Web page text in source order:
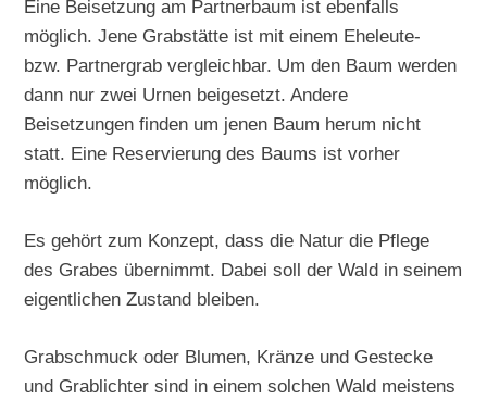
Eine Beisetzung am Partnerbaum ist ebenfalls
möglich. Jene Grabstätte ist mit einem Eheleute-
bzw. Partnergrab vergleichbar. Um den Baum werden
dann nur zwei Urnen beigesetzt. Andere
Beisetzungen finden um jenen Baum herum nicht
statt. Eine Reservierung des Baums ist vorher
möglich.
Es gehört zum Konzept, dass die Natur die Pflege
des Grabes übernimmt. Dabei soll der Wald in seinem
eigentlichen Zustand bleiben.
Grabschmuck oder Blumen, Kränze und Gestecke
und Grablichter sind in einem solchen Wald meistens